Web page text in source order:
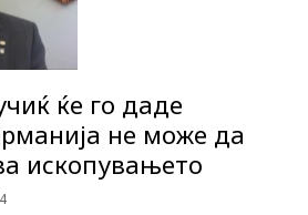
ќе го даде
не може да
ископувањето